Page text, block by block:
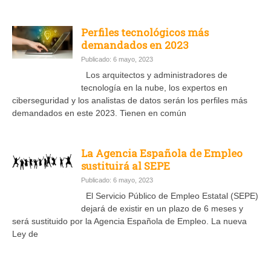
Perfiles tecnológicos más
demandados en 2023
Publicado: 6 mayo, 2023
Los arquitectos y administradores de
tecnología en la nube, los expertos en
ciberseguridad y los analistas de datos serán los perfiles más
demandados en este 2023. Tienen en común
La Agencia Española de Empleo
sustituirá al SEPE
Publicado: 6 mayo, 2023
El Servicio Público de Empleo Estatal (SEPE)
dejará de existir en un plazo de 6 meses y
será sustituido por la Agencia Española de Empleo. La nueva
Ley de